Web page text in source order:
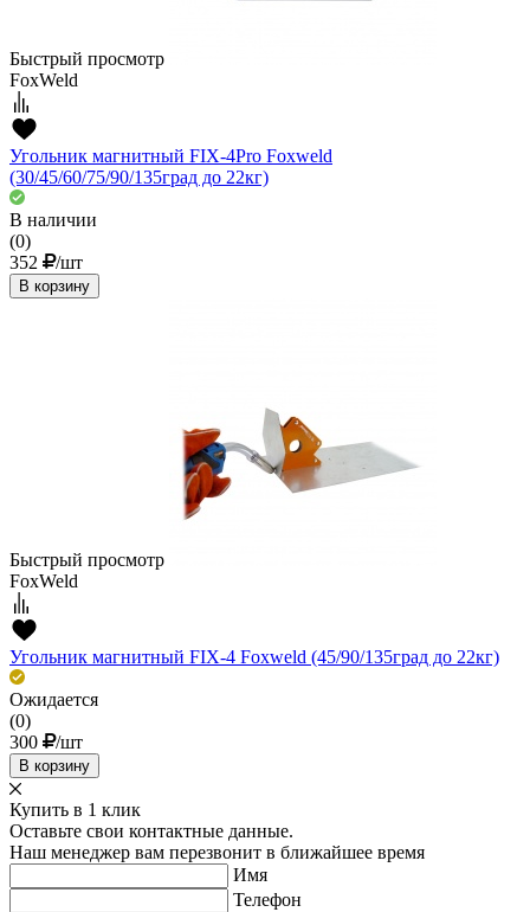
Быстрый просмотр
FoxWeld
Угольник магнитный FIX-4Pro Foxweld
(30/45/60/75/90/135град до 22кг)
В наличии
(0)
352
/шт
В корзину
Быстрый просмотр
FoxWeld
Угольник магнитный FIX-4 Foxweld (45/90/135град до 22кг)
Ожидается
(0)
300
/шт
В корзину
Купить в 1 клик
Оставьте свои контактные данные.
Наш менеджер вам перезвонит в ближайшее время
Имя
Телефон